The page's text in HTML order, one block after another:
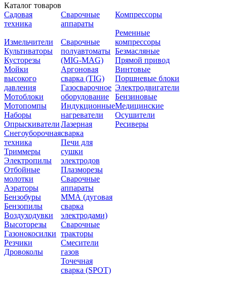
Каталог товаров
Садовая
техника
Измельчители
Культиваторы
Кусторезы
Мойки
высокого
давления
Мотоблоки
Мотопомпы
Наборы
Опрыскиватели
Снегоуборочная
техника
Триммеры
Электропилы
Отбойные
молотки
Аэраторы
Бензобуры
Бензопилы
Воздуходувки
Высоторезы
Газонокосилки
Резчики
Дровоколы
Сварочные
аппараты
Сварочные
полуавтоматы
(MIG-MAG)
Аргоновая
сварка (TIG)
Газосварочное
оборудование
Индукционные
нагреватели
Лазерная
сварка
Печи для
сушки
электродов
Плазморезы
Сварочные
аппараты
ММА (дуговая
сварка
электродами)
Сварочные
тракторы
Смесители
газов
Точечная
сварка (SPOT)
Компрессоры
Ременные
компрессоры
Безмасляные
Прямой привод
Винтовые
Поршневые блоки
Электродвигатели
Бензиновые
Медицинские
Осушители
Ресиверы